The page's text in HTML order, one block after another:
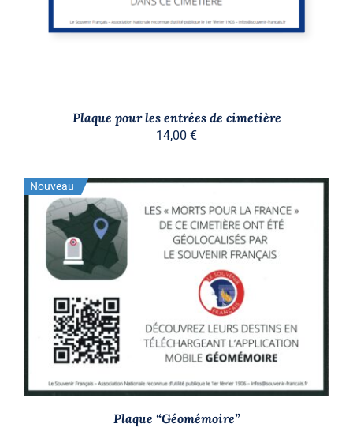
Plaque pour les entrées de cimetière
14,00 €
Stock épuisé
Nouveau
Plaque “Géomémoire”